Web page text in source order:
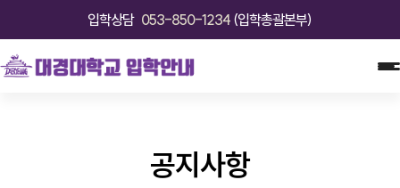
입학상담 053-850-1234 (입학총괄본부)
공지사항